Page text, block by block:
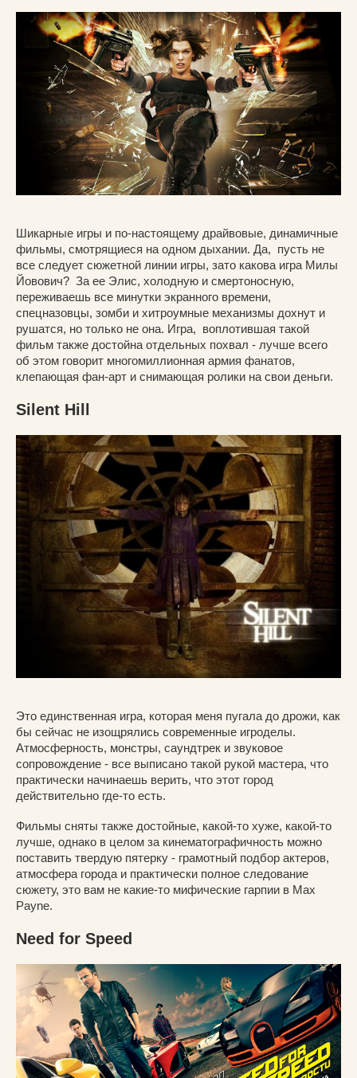
Шикарные игры и по-настоящему драйвовые, динамичные
фильмы, смотрящиеся на одном дыхании. Да, пусть не
все следует сюжетной линии игры, зато какова игра Милы
Йовович? За ее Элис, холодную и смертоносную,
переживаешь все минутки экранного времени,
спецназовцы, зомби и хитроумные механизмы дохнут и
рушатся, но только не она. Игра, воплотившая такой
фильм также достойна отдельных похвал - лучше всего
об этом говорит многомиллионная армия фанатов,
клепающая фан-арт и снимающая ролики на свои деньги.
Silent Hill
Это единственная игра, которая меня пугала до дрожи, как
бы сейчас не изощрялись современные игроделы.
Атмосферность, монстры, саундтрек и звуковое
сопровождение - все выписано такой рукой мастера, что
практически начинаешь верить, что этот город
действительно где-то есть.
Фильмы сняты также достойные, какой-то хуже, какой-то
лучше, однако в целом за кинематографичность можно
поставить твердую пятерку - грамотный подбор актеров,
атмосфера города и практически полное следование
сюжету, это вам не какие-то мифические гарпии в Max
Payne.
Need for Speed